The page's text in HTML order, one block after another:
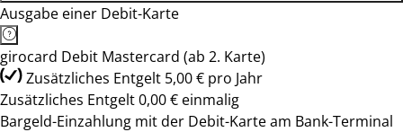
Ausgabe einer Debit-Karte
girocard Debit Mastercard (ab 2. Karte)
Zusätzliches Entgelt 5,00 € pro Jahr
Zusätzliches Entgelt 0,00 € einmalig
Bargeld-Einzahlung mit der Debit-Karte am Bank-Terminal